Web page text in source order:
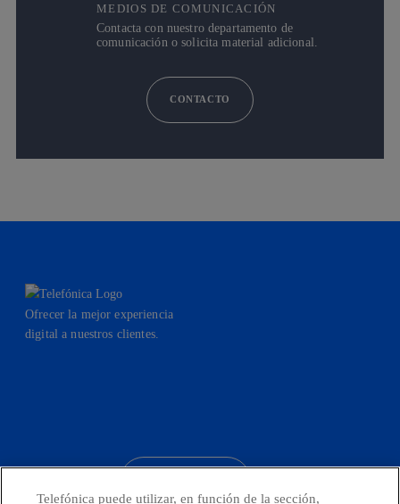
MEDIOS DE COMUNICACIÓN
Contacta con nuestro departamento de
comunicación o solicita material adicional.
CONTACTO
Ofrecer la mejor experiencia
digital a nuestros clientes.
Telefónica puede utilizar, en función de la sección,